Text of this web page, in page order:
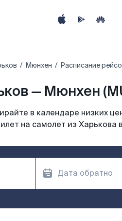
Мюнхен Расписание
— Мюнхен
в календаре низких
на самолет из Харькова